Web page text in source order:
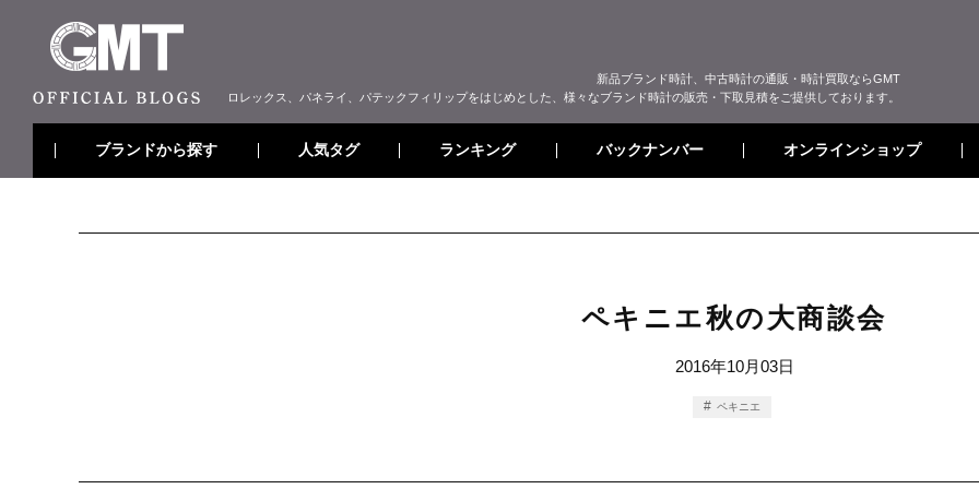
新品ブランド時計、中古時計の通販・時計買取ならGMT
ロレックス、パネライ、パテックフィリップをはじめとした、様々なブランド時計の販売・下取見積をご提供しております。
ブランドから探す 人気タグ ランキング バックナンバー オンラインショップ
ペキニエ秋の大商談会
2016年10月03日
ペキニエ